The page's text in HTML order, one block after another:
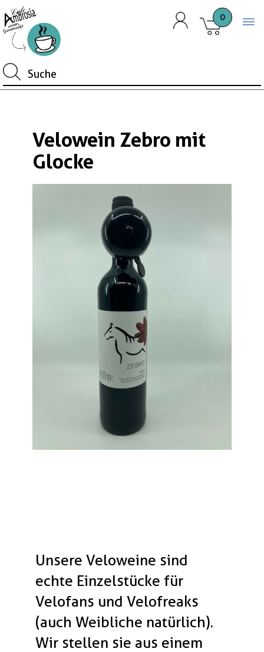
0
Velowein Zebro mit
Glocke
Unsere Veloweine sind
echte Einzelstücke für
Velofans und Velofreaks
(auch Weibliche natürlich).
Wir stellen sie aus einem